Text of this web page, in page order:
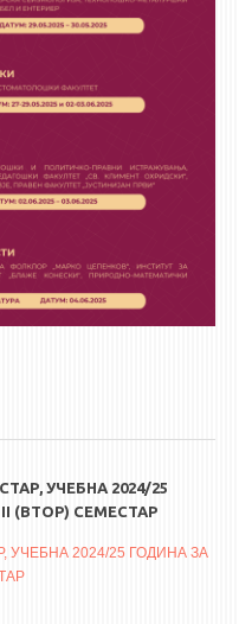
на докторски студии
УЧЕБНА 2024/25
(ВТОР) СЕМЕСТАР
УЧЕБНА 2024/25 ГОДИНА ЗА